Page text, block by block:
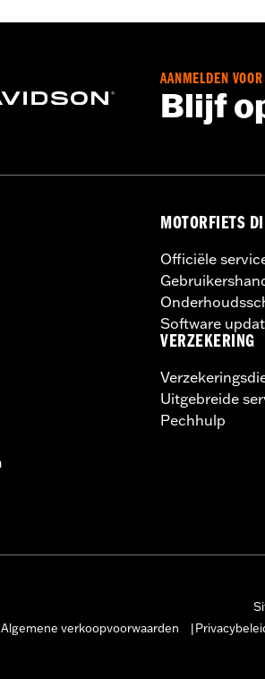
AANMELDEN
Blijf
MOTORFIETS
Officiële
Software
VERZEKERING
Uitgebreide
Pechhulp
Algemene verkoopvoorwaarden